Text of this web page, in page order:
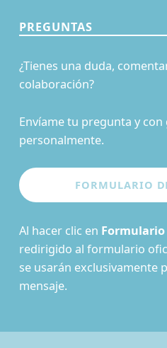
PREGUNTAS
¿Tienes una duda,
colaboración?
Envíame tu pregunta y
personalmente.
Al hacer clic en
redirigido al formulario
se usarán exclusivamente
mensaje.